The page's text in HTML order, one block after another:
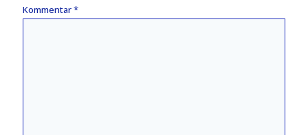
Kommentar*